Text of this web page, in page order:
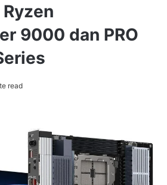
9000 dan PRO
read